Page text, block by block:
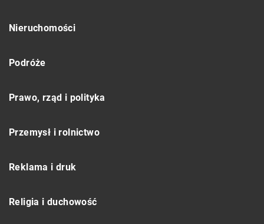
Nieruchomości
Podróże
Prawo, rząd i polityka
Przemysł i rolnictwo
Reklama i druk
Religia i duchowość